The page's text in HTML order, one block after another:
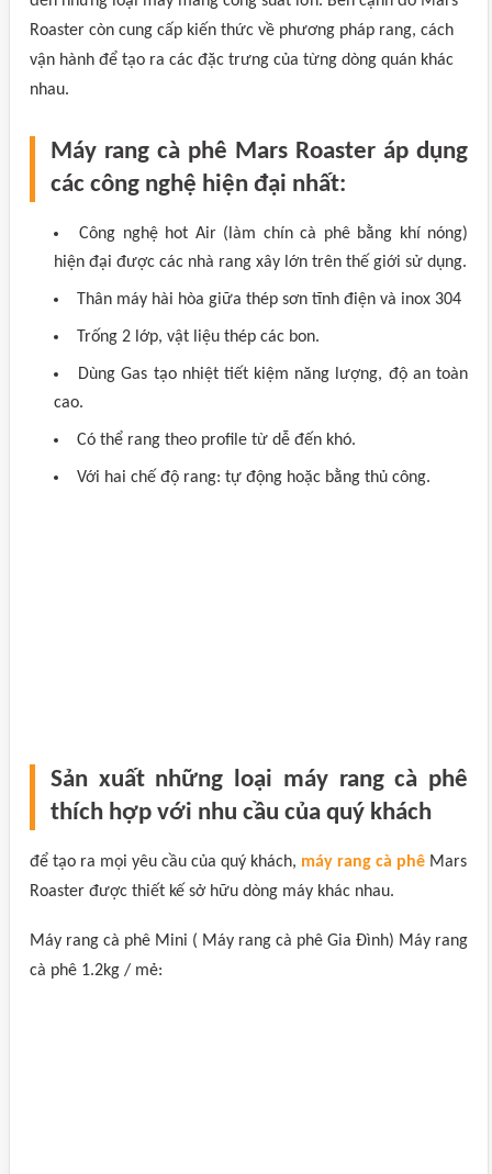
Roaster còn cung cấp kiến thức về phương pháp rang, cách
vận hành để tạo ra các đặc trưng của từng dòng quán khác
nhau.
Máy rang cà phê Mars Roaster áp dụng
các công nghệ hiện đại nhất:
Công nghệ hot Air (làm chín cà phê bằng khí nóng)
hiện đại được các nhà rang xây lớn trên thế giới sử dụng.
Thân máy hài hòa giữa thép sơn tĩnh điện và inox 304
Trống 2 lớp, vật liệu thép các bon.
Dùng Gas tạo nhiệt tiết kiệm năng lượng, độ an toàn
cao.
Có thể rang theo profile từ dễ đến khó.
Với hai chế độ rang: tự động hoặc bằng thủ công.
Sản xuất những loại máy rang cà phê
thích hợp với nhu cầu của quý khách
để tạo ra mọi yêu cầu của quý khách, máy rang cà phê Mars
Roaster được thiết kế sở hữu dòng máy khác nhau.
Máy rang cà phê Mini ( Máy rang cà phê Gia Đình) Máy rang
cà phê 1.2kg / mẻ: